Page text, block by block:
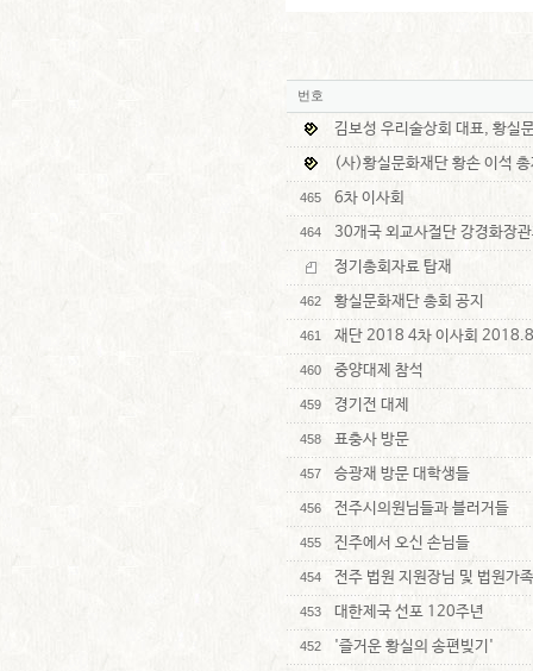
번호
김보성 우리술상회 대표, 황실
(사)황실문화재단 황손 이석
465 6차 이사회
464
30개국 외교사절단 강경화장
정기총회자료 탑재
462 황실문화재단 총회 공지
461 재단 2018 4차 이사회
460 중양대제 참석
459 경기전 대제
458 표충사 방문
457 승광재 방문 대학생들
456 전주시의원님들과 블러거들
455 진주에서 오신 손님들
454 전주 법원 지원장님 및 법원가
453 대한제국 선포 120주년
452 '즐거운 황실의 송편빚기'